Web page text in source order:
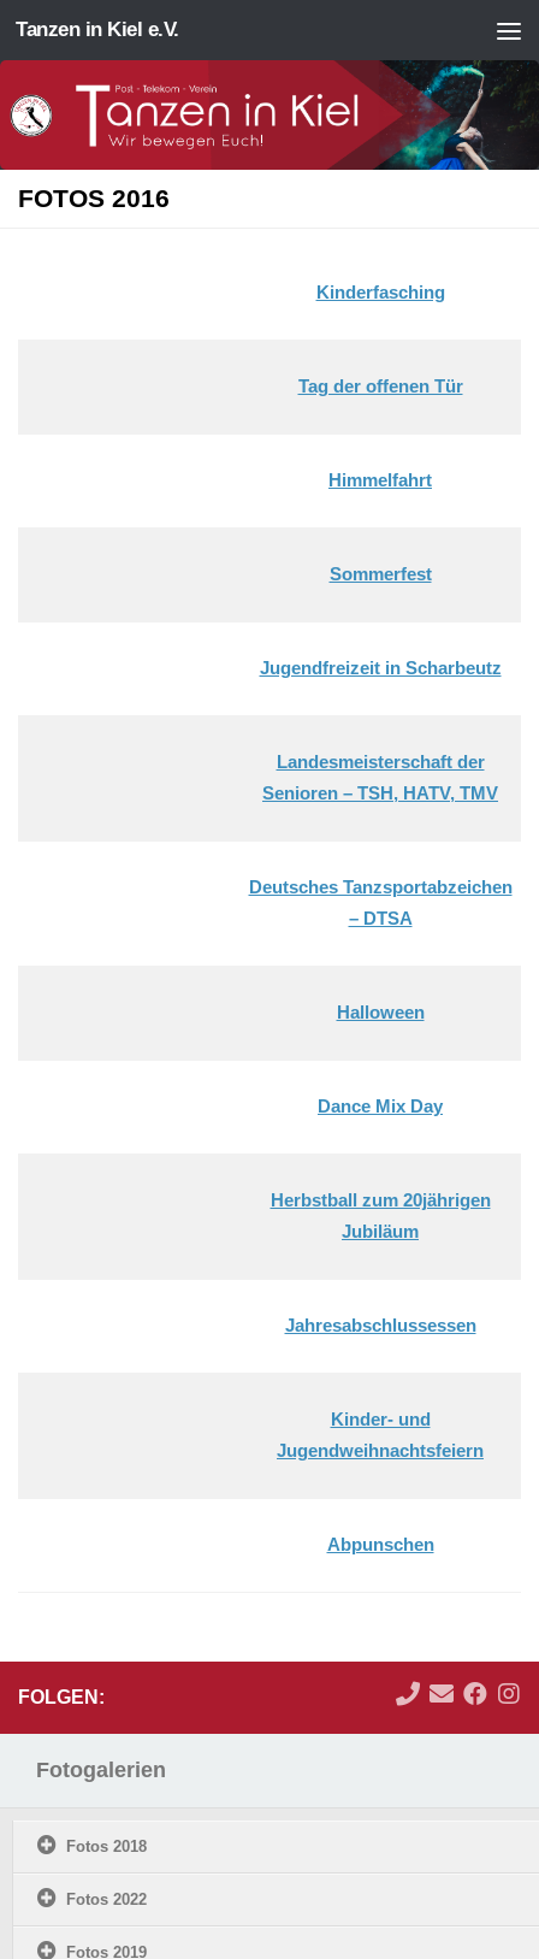
Zum Inhalt springen
Tanzen in Kiel e.V.
FOTOS 2016
Kinderfasching
Tag der offenen Tür
Himmelfahrt
Sommerfest
Jugendfreizeit in Scharbeutz
Landesmeisterschaft der
Senioren – TSH, HATV, TMV
Deutsches Tanzsportabzeichen
– DTSA
Halloween
Dance Mix Day
Herbstball zum 20jährigen
Jubiläum
Jahresabschlussessen
Kinder- und
Jugendweihnachtsfeiern
Abpunschen
FOLGEN:
Fotogalerien
Fotos 2018
Fotos 2022
Fotos 2019